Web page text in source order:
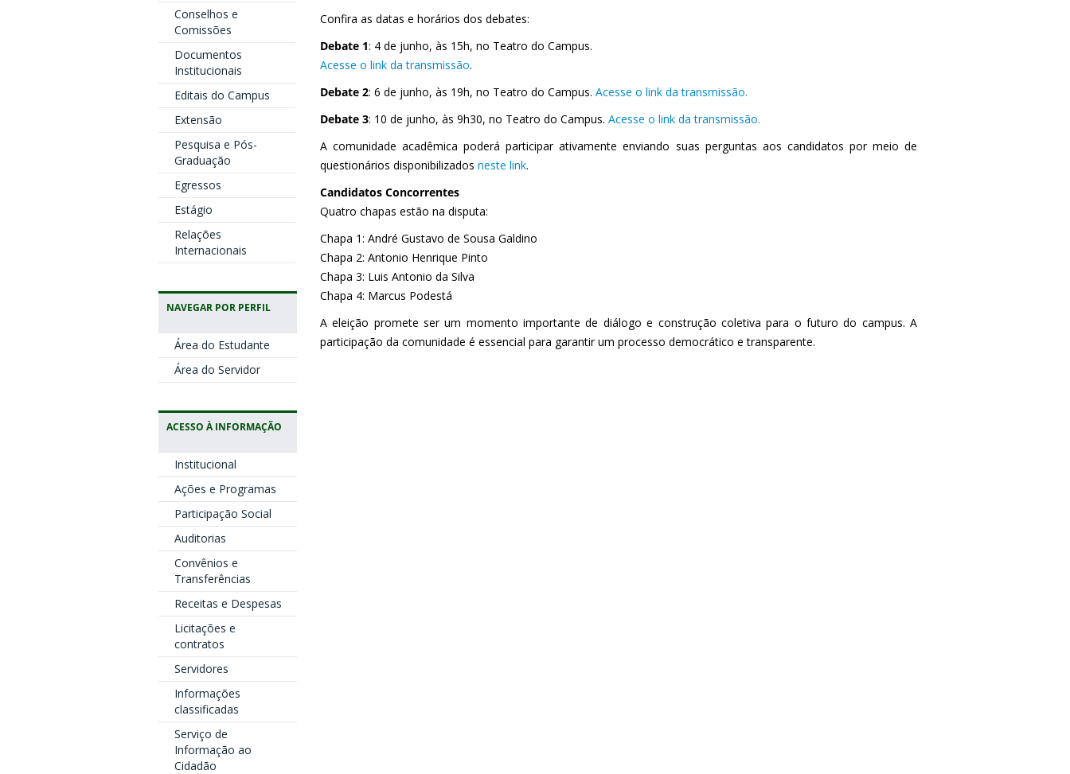
Conselhos e
Comissões
Documentos
Institucionais
Editais do Campus
Extensão
Pesquisa e Pós-
Graduação
Egressos
Estágio
Relações
Internacionais
NAVEGAR POR PERFIL
Área do Estudante
Área do Servidor
ACESSO À INFORMAÇÃO
Institucional
Ações e Programas
Participação Social
Auditorias
Convênios e
Transferências
Receitas e Despesas
Licitações e
contratos
Servidores
Informações
classificadas
Serviço de
Informação ao
Cidadão
Confira as datas e horários dos debates:
Debate 1: 4 de junho, às 15h, no Teatro do Campus.
Acesse o link da transmissão.
Debate 2: 6 de junho, às 19h, no Teatro do Campus. Acesse o link da transmissão.
Debate 3: 10 de junho, às 9h30, no Teatro do Campus. Acesse o link da transmissão.
A comunidade acadêmica poderá participar ativamente enviando suas perguntas aos candidatos por meio de
questionários disponibilizados neste link.
Candidatos Concorrentes
Quatro chapas estão na disputa:
Chapa 1: André Gustavo de Sousa Galdino
Chapa 2: Antonio Henrique Pinto
Chapa 3: Luis Antonio da Silva
Chapa 4: Marcus Podestá
A eleição promete ser um momento importante de diálogo e construção coletiva para o futuro do campus. A
participação da comunidade é essencial para garantir um processo democrático e transparente.